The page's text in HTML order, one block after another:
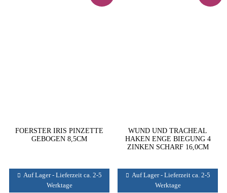
FOERSTER IRIS PINZETTE
GEBOGEN 8,5CM
Auf Lager - Lieferzeit ca. 2-5
Werktage
WUND UND TRACHEAL
HAKEN ENGE BIEGUNG 4
ZINKEN SCHARF 16,0CM
Auf Lager - Lieferzeit ca. 2-5
Werktage